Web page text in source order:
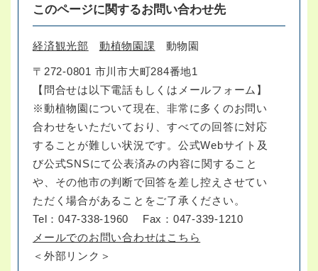
このページに関するお問い合わせ先
経済観光部 動植物園課 動物園
〒272-0801 市川市大町284番地1
【問合せは以下電話もしくはメールフォーム】
※動植物園について現在、非常に多くのお問い
合わせをいただいており、すべての回答に対応
することが難しい状況です。公式Webサイト及
び公式SNSにて公表済みの内容に関すること
や、その他市の判断で回答を差し控えさせてい
ただく場合があることをご了承ください。
Tel：047-338-1960
Fax：047-339-1210
メールでのお問い合わせはこちら
＜外部リンク＞